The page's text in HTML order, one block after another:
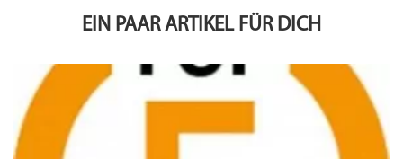
EIN PAAR ARTIKEL FÜR DICH